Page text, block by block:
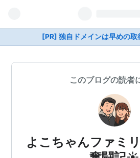
[PR] 独自ドメインは早めの取
このブログの読者
よこちゃんファミ